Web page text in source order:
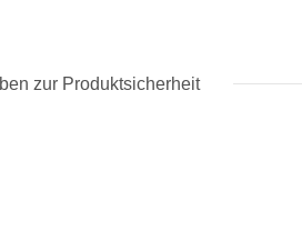
zur Produktsicherheit